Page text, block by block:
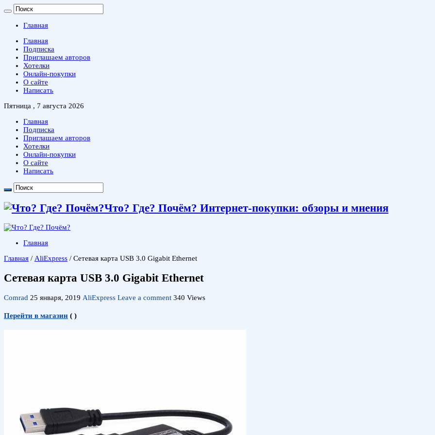
Главная
Главная
Подписка
Приглашаем авторов
Хотелки
Онлайн-покупки
О сайте
Написать
Пятница , 7 августа 2026
Главная
Подписка
Приглашаем авторов
Хотелки
Онлайн-покупки
О сайте
Написать
Что? Где? Почём? Интернет-покупки: обзоры и мнения
Главная
Главная / AliExpress / Сетевая карта USB 3.0 Gigabit Ethernet
Сетевая карта USB 3.0 Gigabit Ethernet
Comrad 25 января, 2019 AliExpress Leave a comment 340 Views
Перейти в магазин ( )